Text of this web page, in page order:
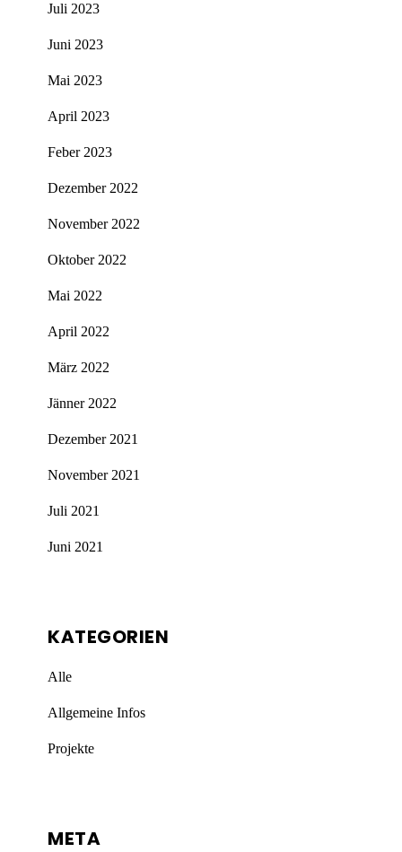
Juli 2023
Juni 2023
Mai 2023
April 2023
Feber 2023
Dezember 2022
November 2022
Oktober 2022
Mai 2022
April 2022
März 2022
Jänner 2022
Dezember 2021
November 2021
Juli 2021
Juni 2021
KATEGORIEN
Alle
Allgemeine Infos
Projekte
META